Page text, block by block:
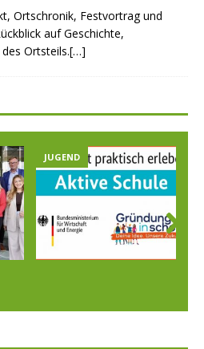
Ortschronik, Festvortrag und
auf Geschichte,
Ortsteils.[…]
JUGEND